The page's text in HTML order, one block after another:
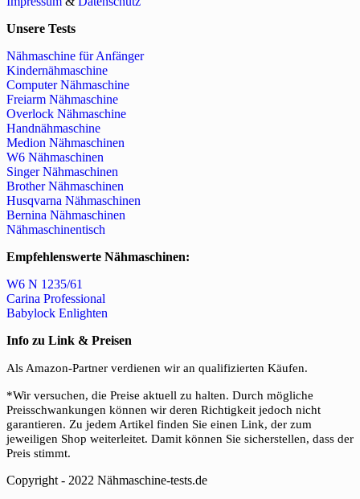
Unsere Tests
Nähmaschine für Anfänger
Kindernähmaschine
Computer Nähmaschine
Freiarm Nähmaschine
Overlock Nähmaschine
Handnähmaschine
Medion Nähmaschinen
W6 Nähmaschinen
Singer Nähmaschinen
Brother Nähmaschinen
Husqvarna Nähmaschinen
Bernina Nähmaschinen
Nähmaschinentisch
Empfehlenswerte Nähmaschinen:
W6 N 1235/61
Carina Professional
Babylock Enlighten
Info zu Link & Preisen
Als Amazon-Partner verdienen wir an qualifizierten Käufen.
*Wir versuchen, die Preise aktuell zu halten. Durch mögliche
Preisschwankungen können wir deren Richtigkeit jedoch nicht
garantieren. Zu jedem Artikel finden Sie einen Link, der zum
jeweiligen Shop weiterleitet. Damit können Sie sicherstellen, dass der
Preis stimmt.
Copyright - 2022 Nähmaschine-tests.de